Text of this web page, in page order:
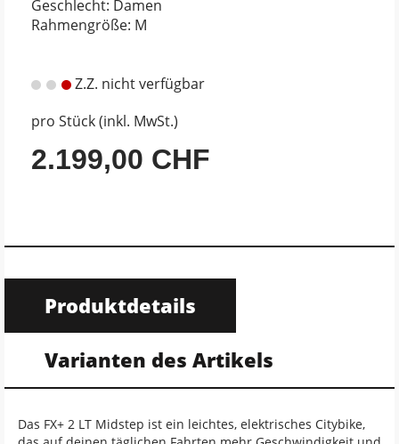
Geschlecht: Damen
Rahmengröße: M
Z.Z. nicht verfügbar
pro Stück (inkl. MwSt.)
2.199,00 CHF
Produktdetails
Varianten des Artikels
Das FX+ 2 LT Midstep ist ein leichtes, elektrisches Citybike,